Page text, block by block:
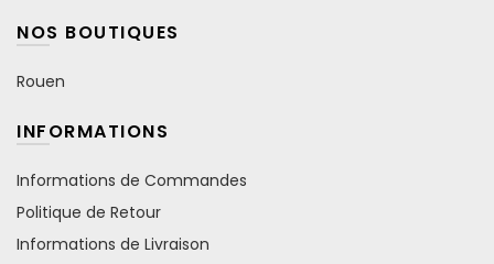
NOS BOUTIQUES
Rouen
INFORMATIONS
Informations de Commandes
Politique de Retour
Informations de Livraison